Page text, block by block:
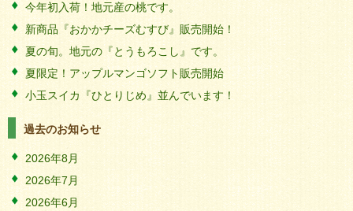
今年初入荷！地元産の桃です。
新商品『おかかチーズむすび』販売開始！
夏の旬。地元の『とうもろこし』です。
夏限定！アップルマンゴソフト販売開始
小玉スイカ『ひとりじめ』並んでいます！
過去のお知らせ
2026年8月
2026年7月
2026年6月